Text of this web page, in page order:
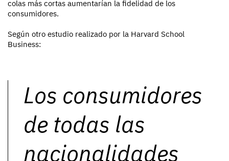
colas más cortas aumentarían la fidelidad de los
consumidores.
Según otro estudio realizado por la Harvard School
Business:
Los consumidores
de todas las
nacionalidades